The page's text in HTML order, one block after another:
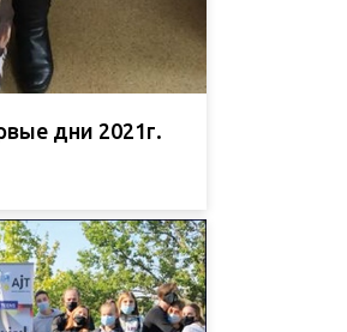
дни 2021г.